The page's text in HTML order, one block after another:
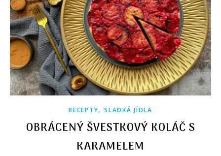
RECEPTY,SLADKÁ JÍDLA
OBRÁCENÝ ŠVESTKOVÝ KOLÁČ S
KARAMELEM